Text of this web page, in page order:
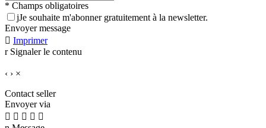
* Champs obligatoires
jJe souhaite m'abonner gratuitement à la newsletter.
Envoyer message
 Imprimer
r Signaler le contenu
‹ › ×
Contact seller
Envoyer via
    